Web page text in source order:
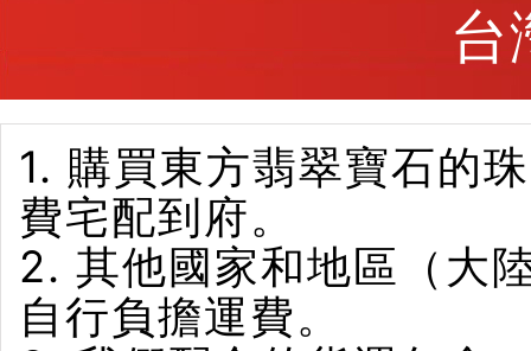
台
1. 購買東方翡翠寶石的
費宅配到府。
2. 其他國家和地區（大
自行負擔運費。